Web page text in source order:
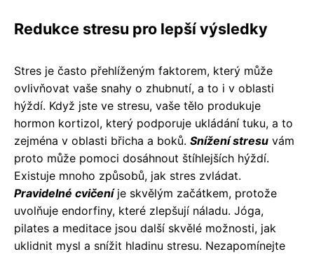
Redukce stresu pro lepší výsledky
Stres je často přehlíženým faktorem, který může
ovlivňovat vaše snahy o zhubnutí, a to i v oblasti
hýždí. Když jste ve stresu, vaše tělo produkuje
hormon kortizol, který podporuje ukládání tuku, a to
zejména v oblasti břicha a boků. Snížení stresu vám
proto může pomoci dosáhnout štíhlejších hýždí.
Existuje mnoho způsobů, jak stres zvládat.
Pravidelné cvičeníje skvělým začátkem, protože
uvolňuje endorfiny, které zlepšují náladu. Jóga,
pilates a meditace jsou další skvělé možnosti, jak
uklidnit mysl a snížit hladinu stresu. Nezapomínejte